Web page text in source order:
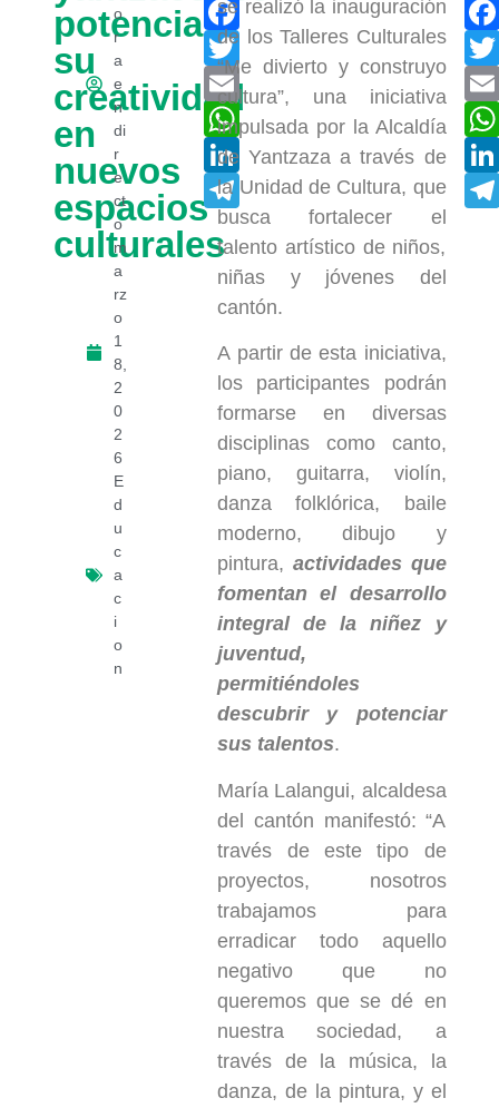
potencia
su
creatividad
en
nuevos
espacios
culturales
o
r
a
e
n
di
r
e
ct
o
m
a
rz
o
1
8,
2
0
2
6
E
d
u
c
a
c
i
o
n
Twitter
Email
WhatsApp
LinkedIn
Telegram
se realizó la inauguración
de los Talleres Culturales
“Me divierto y construyo
cultura”, una iniciativa
impulsada por la Alcaldía
de Yantzaza a través de
la Unidad de Cultura, que
busca fortalecer el
talento artístico de niños,
niñas y jóvenes del
cantón.
A partir de esta iniciativa,
los participantes podrán
formarse en diversas
disciplinas como canto,
piano, guitarra, violín,
danza folklórica, baile
moderno, dibujo y
pintura, actividades que
fomentan el desarrollo
integral de la niñez y
juventud,
permitiéndoles
descubrir y potenciar
sus talentos.
María Lalangui, alcaldesa
del cantón manifestó: “A
través de este tipo de
proyectos, nosotros
trabajamos para
erradicar todo aquello
negativo que no
queremos que se dé en
nuestra sociedad, a
través de la música, la
danza, de la pintura, y el